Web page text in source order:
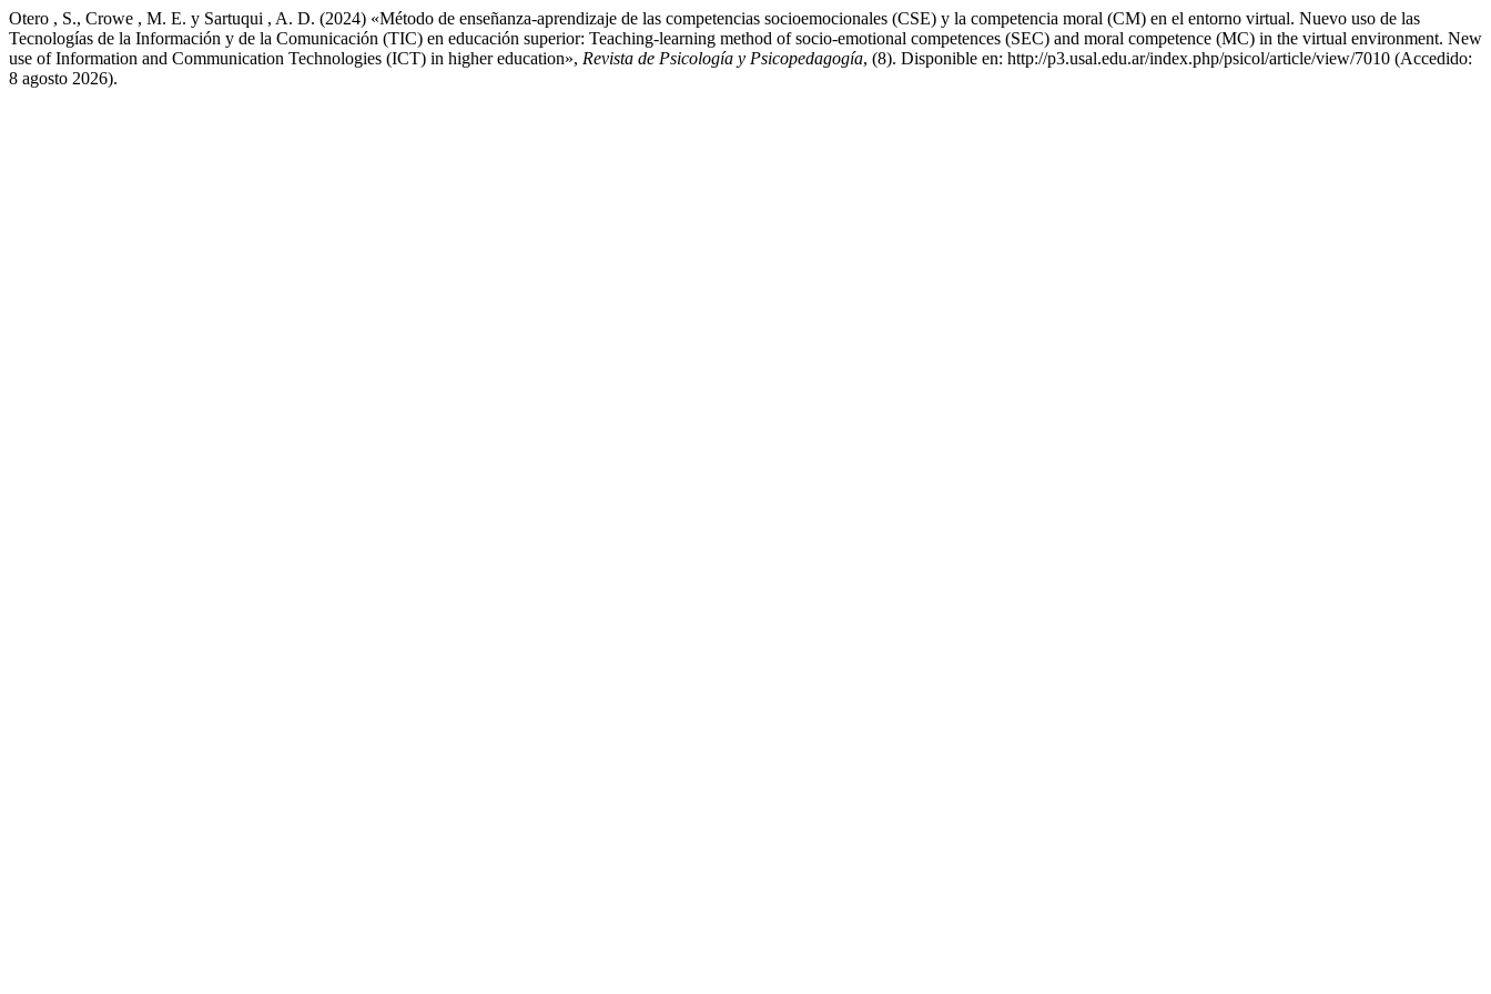
Otero , S., Crowe , M. E. y Sartuqui , A. D. (2024) «Método de enseñanza-aprendizaje de las competencias socioemocionales (CSE) y la competencia moral (CM) en el entorno virtual. Nuevo uso de las
Tecnologías de la Información y de la Comunicación (TIC) en educación superior: Teaching-learning method of socio-emotional competences (SEC) and moral competence (MC) in the virtual environment. New
use of Information and Communication Technologies (ICT) in higher education», Revista de Psicología y Psicopedagogía, (8). Disponible en: http://p3.usal.edu.ar/index.php/psicol/article/view/7010 (Accedido:
8 agosto 2026).